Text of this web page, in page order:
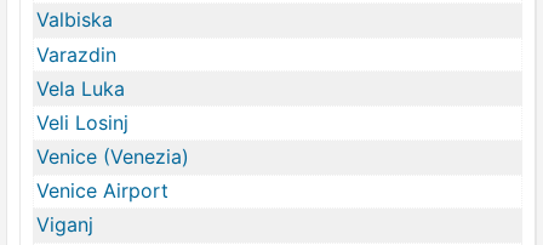
Valbiska
Varazdin
Vela Luka
Veli Losinj
Venice (Venezia)
Venice Airport
Viganj